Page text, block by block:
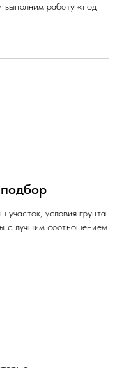
работу «под
условия грунта
с лучшим соотношением